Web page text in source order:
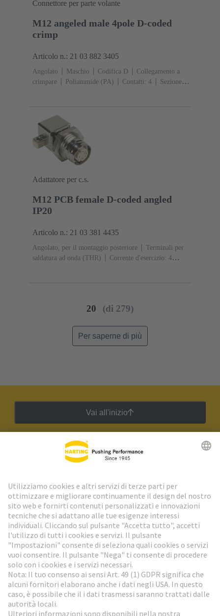
Connettore per parte volante
M12 angeled male 4pole D-coded
crimp
Articolo n.: 21 03 882 3405
Angolato Maschio Codifica D
Collegamento a
crimpare
Poliammide (PA) Contatti: 4
Sezione
Adattatore per c.s.
M12 PCB female D-coded angled
IP20
Articolo n.: 21 03 381 4435
Angolato, per il montaggio posteriore
Terminali per
saldatura ad onda (THR)
Corrente d'esercizio: ‌4
20 (di 279)
Per saperne di più
Vai all'inizio
Newsletter HARTING
Vai al registrazione
Social Media